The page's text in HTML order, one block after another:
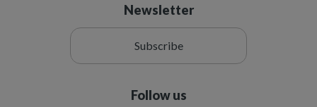
Newsletter
Subscribe
Follow us